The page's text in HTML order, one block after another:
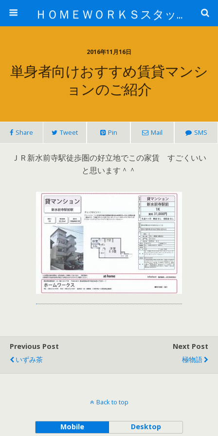
ＨＯＭＥＷＯＲＫＳスタッフ日記ブログ
2016年11月16日
単身者向けおすすめ賃貸マンシ
ョンのご紹介
Share Tweet Pin Mail SMS
ＪＲ新水前寺駅徒歩圏の好立地でこの家賃 すごくいい
と思います＾＾
Previous Post
いずみ茶
Next Post
極物語
Back to top
Mobile Desktop